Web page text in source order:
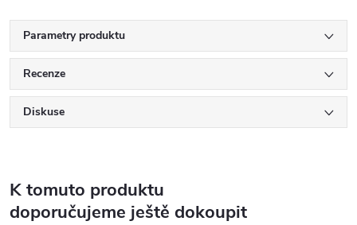
Parametry produktu
Recenze
Diskuse
K tomuto produktu
doporučujeme ještě dokoupit